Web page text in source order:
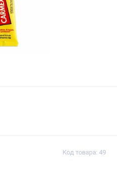
Код товара: 49